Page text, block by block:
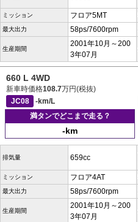
ミッション フロア5MT
最大出力 58ps/7600rpm
生産期間
2001年10月～200
3年07月
660 L 4WD
新車時価格108.7万円(税抜)
JC08
-km/L
満タンでどこまで走る？
-km
排気量 659cc
ミッション フロア4AT
最大出力 58ps/7600rpm
生産期間
2001年10月～200
3年07月